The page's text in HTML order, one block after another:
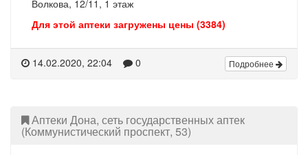
Волкова, 12/11, 1 этаж
Для этой аптеки загружены цены (3384)
14.02.2020, 22:04 0 Подробнее
Аптеки Дона, сеть государственных аптек
(Коммунистический проспект, 53)